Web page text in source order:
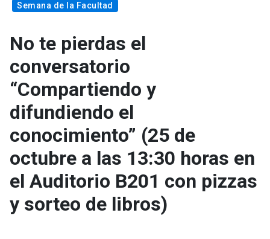
Quiénes somos
Direcciones
Académicos
Secretaría Académica
Investigación
Dirección Investigación
Institutos y Centros
Estudiantes
Postgrado
Contacto
Semana de la Facultad
No te pierdas el
conversatorio
“Compartiendo y
difundiendo el
conocimiento” (25 de
octubre a las 13:30 horas en
el Auditorio B201 con pizzas
y sorteo de libros)